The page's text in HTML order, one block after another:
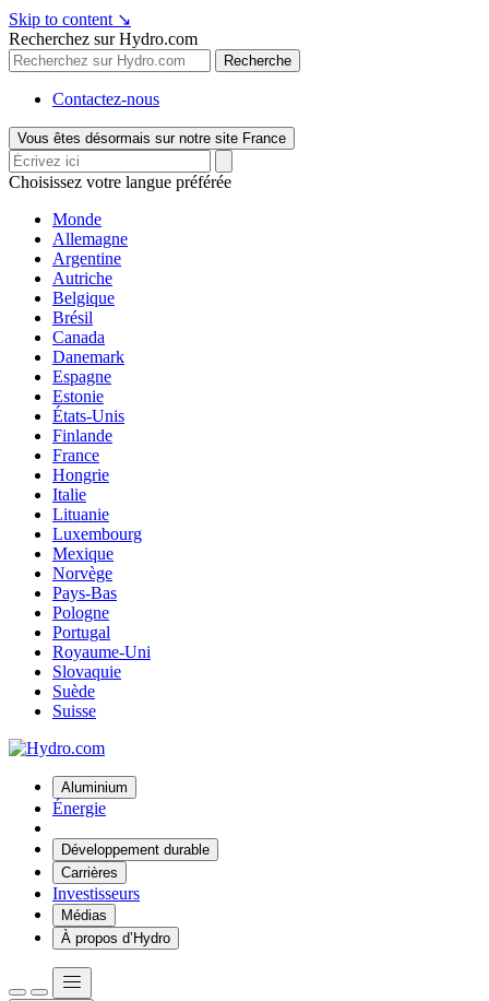
Skip to content ↘
Recherchez sur Hydro.com
Recherche
Contactez-nous
Vous êtes désormais sur notre site France
Choisissez votre langue préférée
Monde
Allemagne
Argentine
Autriche
Belgique
Brésil
Canada
Danemark
Espagne
Estonie
États-Unis
Finlande
France
Hongrie
Italie
Lituanie
Luxembourg
Mexique
Norvège
Pays-Bas
Pologne
Portugal
Royaume-Uni
Slovaquie
Suède
Suisse
Aluminium
Énergie
Développement durable
Carrières
Investisseurs
Médias
À propos d’Hydro